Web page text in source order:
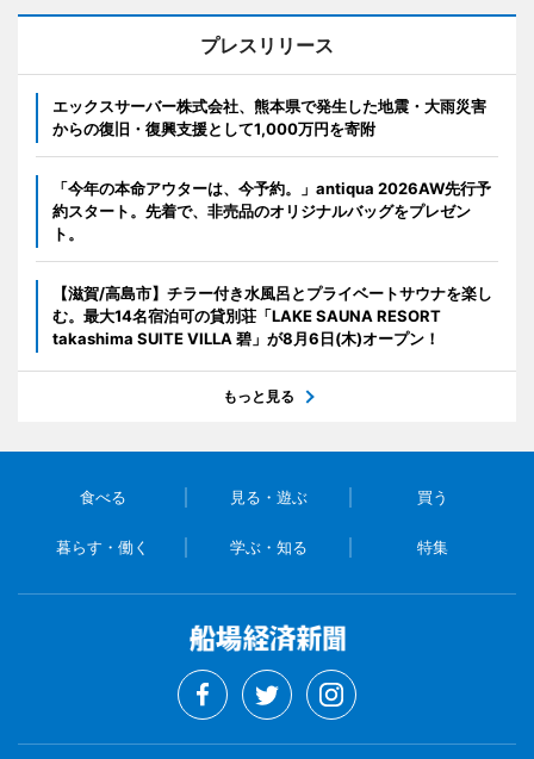
プレスリリース
エックスサーバー株式会社、熊本県で発生した地震・大雨災害
からの復旧・復興支援として1,000万円を寄附
「今年の本命アウターは、今予約。」antiqua 2026AW先行予
約スタート。先着で、非売品のオリジナルバッグをプレゼン
ト。
【滋賀/高島市】チラー付き水風呂とプライベートサウナを楽し
む。最大14名宿泊可の貸別荘「LAKE SAUNA RESORT
takashima SUITE VILLA 碧」が8月6日(木)オープン！
もっと見る
食べる 見る・遊ぶ 買う
暮らす・働く 学ぶ・知る 特集